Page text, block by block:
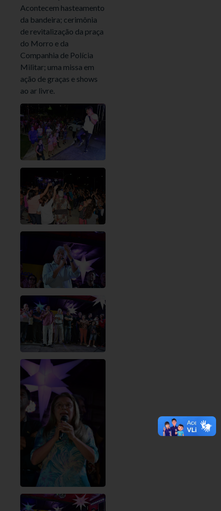
Acontecem hasteamento
da bandeira; cerimônia
de revitalização da praça
do Morro e da
Companhia de Polícia
Militar; uma missa em
ação de graças e shows
ao ar livre.